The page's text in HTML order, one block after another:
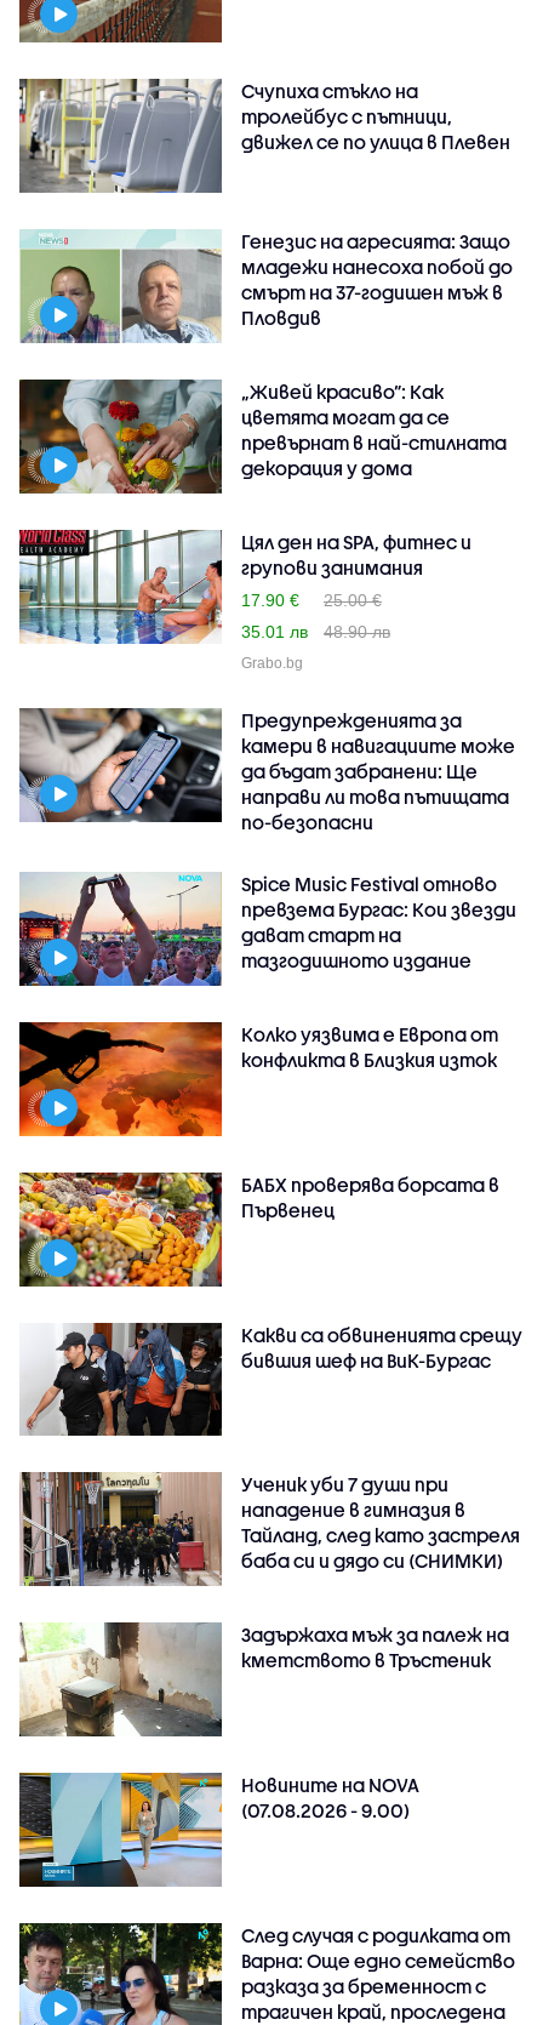
Счупиха стъкло на
тролейбус с пътници,
движел се по улица в Плевен
Генезис на агресията: Защо
младежи нанесоха побой до
смърт на 37-годишен мъж в
Пловдив
„Живей красиво”: Как
цветята могат да се
превърнат в най-стилната
декорация у дома
Цял ден на SPA, фитнес и
групови занимания
17.90 €
25.00 €
35.01 лв
48.90 лв
Grabo.bg
Предупрежденията за
камери в навигациите може
да бъдат забранени: Ще
направи ли това пътищата
по-безопасни
Spice Music Festival отново
превзема Бургас: Кои звезди
дават старт на
тазгодишното издание
Колко уязвима е Европа от
конфликта в Близкия изток
БАБХ проверява борсата в
Първенец
Какви са обвиненията срещу
бившия шеф на ВиК-Бургас
Ученик уби 7 души при
нападение в гимназия в
Тайланд, след като застреля
баба си и дядо си (СНИМКИ)
Задържаха мъж за палеж на
кметството в Тръстеник
Новините на NOVA
(07.08.2026 - 9.00)
След случая с родилката от
Варна: Още едно семейство
разказа за бременност с
трагичен край, проследена